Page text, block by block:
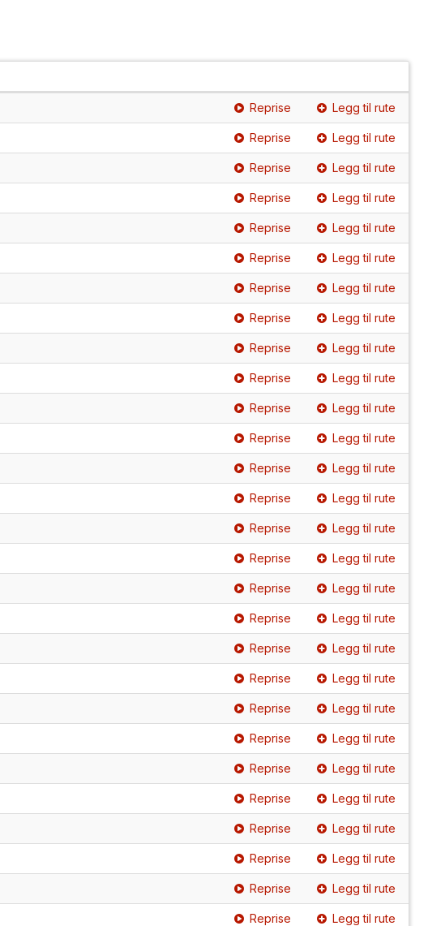
Reprise Legg til rute
Reprise Legg til rute
Reprise Legg til rute
Reprise Legg til rute
Reprise Legg til rute
Reprise Legg til rute
Reprise Legg til rute
Reprise Legg til rute
Reprise Legg til rute
Reprise Legg til rute
Reprise Legg til rute
Reprise Legg til rute
Reprise Legg til rute
Reprise Legg til rute
Reprise Legg til rute
Reprise Legg til rute
Reprise Legg til rute
Reprise Legg til rute
Reprise Legg til rute
Reprise Legg til rute
Reprise Legg til rute
Reprise Legg til rute
Reprise Legg til rute
Reprise Legg til rute
Reprise Legg til rute
Reprise Legg til rute
Reprise Legg til rute
Reprise Legg til rute